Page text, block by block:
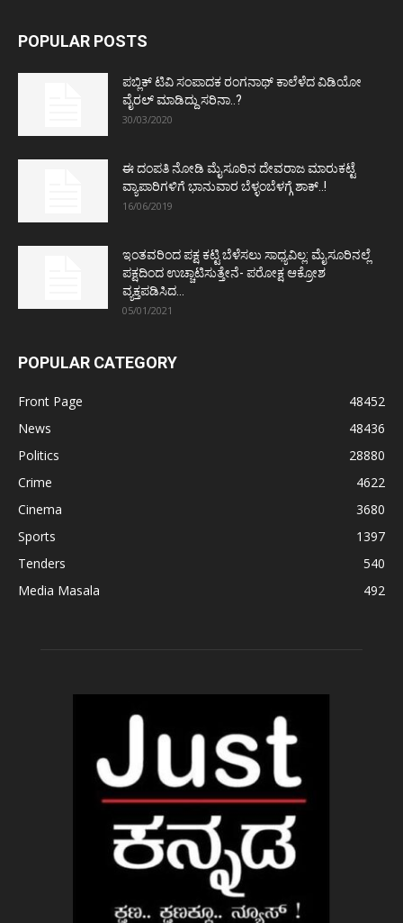
POPULAR POSTS
ಪಬ್ಲಿಕ್ ಟಿವಿ ಸಂಪಾದಕ ರಂಗನಾಥ್ ಕಾಲೆಳೆದ ವಿಡಿಯೋ
ವೈರಲ್ ಮಾಡಿದ್ದು ಸರಿನಾ..?
30/03/2020
ಈ ದಂಪತಿ ನೋಡಿ ಮೈಸೂರಿನ ದೇವರಾಜ ಮಾರುಕಟ್ಟೆ
ವ್ಯಾಪಾರಿಗಳಿಗೆ ಭಾನುವಾರ ಬೆಳ್ಳಂಬೆಳಗ್ಗೆ ಶಾಕ್..!
16/06/2019
ಇಂತವರಿಂದ ಪಕ್ಷ ಕಟ್ಟಿ ಬೆಳೆಸಲು ಸಾಧ್ಯವಿಲ್ಲ: ಮೈಸೂರಿನಲ್ಲೆ
ಪಕ್ಷದಿಂದ ಉಚ್ಚಾಟಿಸುತ್ತೇನೆ- ಪರೋಕ್ಷ ಆಕ್ರೋಶ
ವ್ಯಕ್ತಪಡಿಸಿದ...
05/01/2021
POPULAR CATEGORY
Front Page
48452
News
48436
Politics
28880
Crime
4622
Cinema
3680
Sports
1397
Tenders
540
Media Masala
492